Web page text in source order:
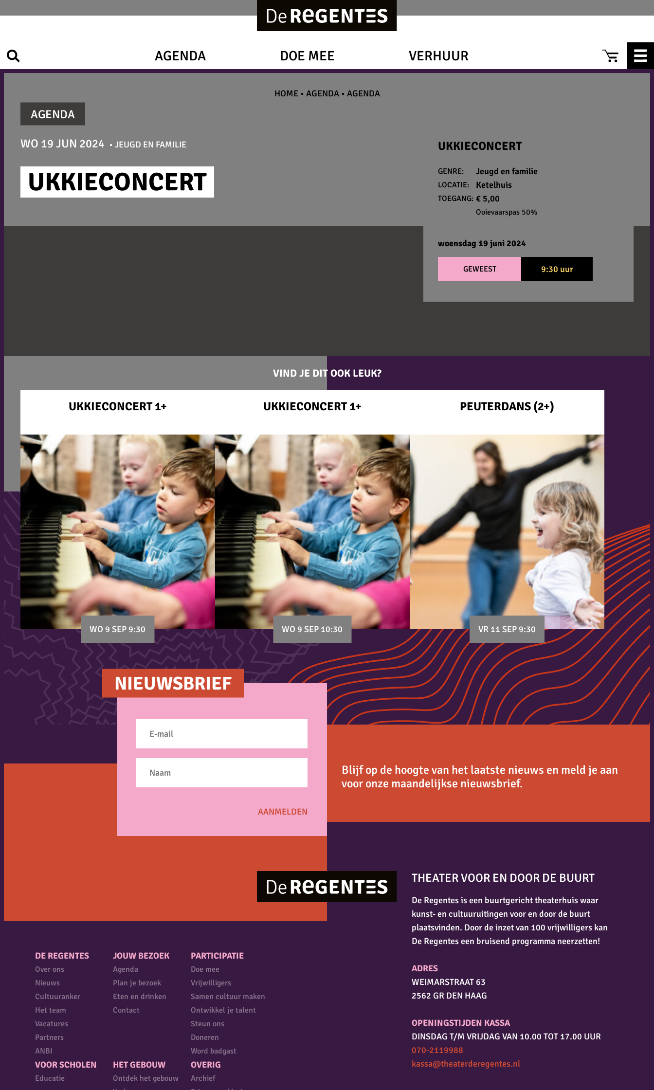
inhoud
AGENDA DOE MEE VERHUUR
HOME• AGENDA• AGENDA
AGENDA
WO 19 JUN 2024 JEUGD EN FAMILIE
UKKIECONCERT
UKKIECONCERT
GENRE: Jeugd en familie
LOCATIE: Ketelhuis
TOEGANG: € 5,00
Ooievaarspas 50%
woensdag 19 juni 2024
GEWEEST 9:30 uur
VIND JE DIT OOK LEUK?
UKKIECONCERT 1+
WO 9 SEP 9:30
UKKIECONCERT 1+
WO 9 SEP 10:30
PEUTERDANS (2+)
VR 11 SEP 9:30
NIEUWSBRIEF
Blijf op de hoogte van het laatste nieuws en meld je aan
voor onze maandelijkse nieuwsbrief.
DE REGENTES
Over ons
Nieuws
Cultuuranker
Het team
Vacatures
Partners
ANBI
JOUW BEZOEK
Agenda
Plan je bezoek
Eten en drinken
Contact
PARTICIPATIE
Doe mee
Vrijwilligers
Samen cultuur maken
Ontwikkel je talent
Steun ons
Doneren
Word badgast
VOOR SCHOLEN
Educatie
HET GEBOUW
Ontdek het gebouw
OVERIG
Archief
THEATER VOOR EN DOOR DE BUURT
De Regentes is een buurtgericht theaterhuis waar
kunst- en cultuuruitingen voor en door de buurt
plaatsvinden. Door de inzet van 100 vrijwilligers kan
De Regentes een bruisend programma neerzetten!
ADRES
WEIMARSTRAAT 63
2562 GR DEN HAAG
OPENINGSTIJDEN KASSA
DINSDAG T/M VRIJDAG VAN 10.00 TOT 17.00 UUR
070-2119988
kassa@theaterderegentes.nl